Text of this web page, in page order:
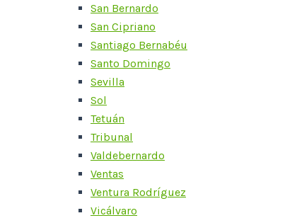
San Bernardo
San Cipriano
Santiago Bernabéu
Santo Domingo
Sevilla
Sol
Tetuán
Tribunal
Valdebernardo
Ventas
Ventura Rodríguez
Vicálvaro